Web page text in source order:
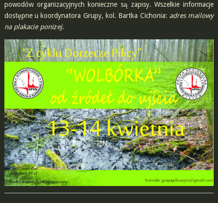
powodów organizacyjnych konieczne są zapisy. Wszelkie informacje
dostępne u koordynatora Grupy, kol. Bartka Cichonia: adres mailowy
na plakacie poniżej.